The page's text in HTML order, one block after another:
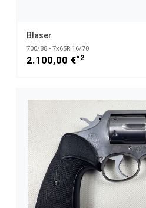
Blaser
700/88 - 7x65R 16/70
2.100,00 €*2